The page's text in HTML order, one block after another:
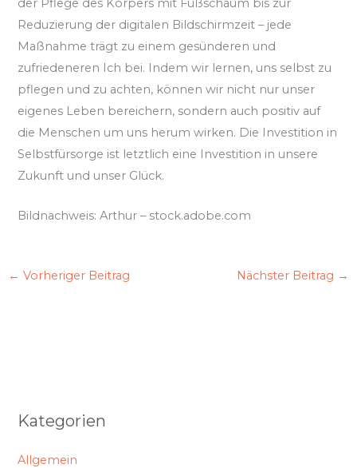
Reduzierung der digitalen Bildschirmzeit – jede
Maßnahme trägt zu einem gesünderen und
zufriedeneren Ich bei. Indem wir lernen, uns selbst zu
pflegen und zu achten, können wir nicht nur unser
eigenes Leben bereichern, sondern auch positiv auf
die Menschen um uns herum wirken. Die Investition in
Selbstfürsorge ist letztlich eine Investition in unsere
Zukunft und unser Glück.
Bildnachweis:Arthur – stock.adobe.com
← Vorheriger Beitrag Nächster Beitrag →
Kategorien
Allgemein